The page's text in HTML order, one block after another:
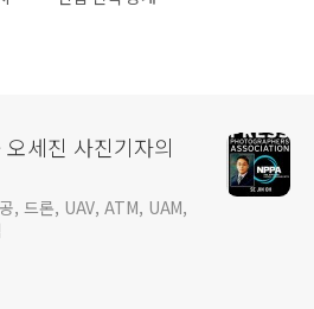
세진 사진기자의
, 드론, UAV, ATM, UAM,